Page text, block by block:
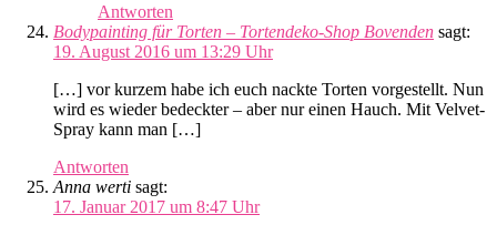
Antworten
Bodypainting für Torten – Tortendeko-Shop Bovenden sagt:
19. August 2016 um 13:29 Uhr
[…] vor kurzem habe ich euch nackte Torten vorgestellt. Nun
wird es wieder bedeckter – aber nur einen Hauch. Mit Velvet-
Spray kann man […]
Antworten
Anna werti sagt:
17. Januar 2017 um 8:47 Uhr